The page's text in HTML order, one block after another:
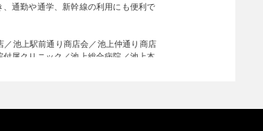
通勤や通学、新幹線の利用にも便利で
池上駅前通り商店会／池上仲通り商店
属クリニック／池上総合病院／池上本